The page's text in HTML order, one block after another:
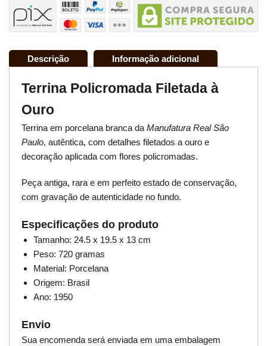
Descrição Informação adicional
Terrina Policromada Filetada à
Ouro
Terrina em porcelana branca da Manufatura Real São
Paulo, autêntica, com detalhes filetados a ouro e
decoração aplicada com flores policromadas.
Peça antiga, rara e em perfeito estado de conservação,
com gravação de autenticidade no fundo.
Especificações do produto
Tamanho: 24.5 x 19.5 x 13 cm
Peso: 720 gramas
Material: Porcelana
Origem: Brasil
Ano: 1950
Envio
Sua encomenda será enviada em uma embalagem